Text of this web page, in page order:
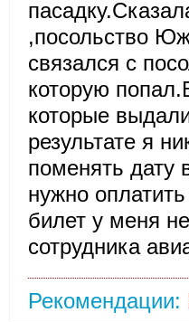
,посольство
связался с
которую
которые
результате я
поменять дату
нужно
билет у меня
сотрудника
Рекомендации: